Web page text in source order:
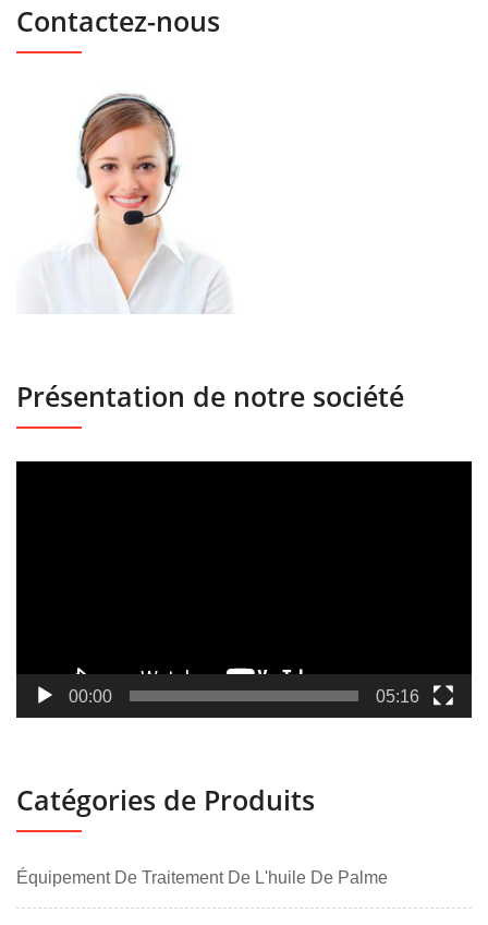
Contactez-nous
Présentation de notre société
00:00 05:16
Catégories de Produits
Équipement De Traitement De L'huile De Palme